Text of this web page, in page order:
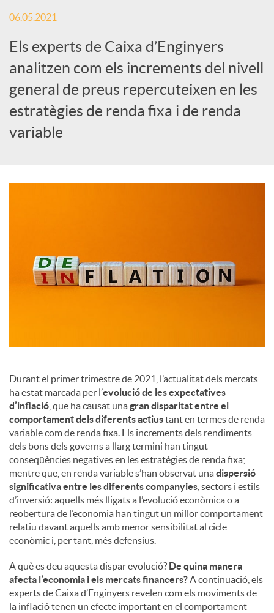
x
e
s
S
06.05.2021
Els experts de Caixa d’Enginyers
analitzen com els increments del nivell
general de preus repercuteixen en les
estratègies de renda fixa i de renda
variable
Durant el primer trimestre de 2021, l’actualitat dels mercats
ha estat marcada per l’evolució de les expectatives
d’inflació , que ha causat unagran disparitat entre el
comportament dels diferents actiustant en termes de renda
variable com de renda fixa. Els increments dels rendiments
dels bons dels governs a llarg termini han tingut
conseqüències negatives en les estratègies de renda fixa;
mentre que, en renda variable s’han observat unadispersió
significativa entre les diferents companyies , sectors i estils
d’inversió: aquells més lligats a l’evolució econòmica o a
reobertura de l’economia han tingut un millor comportament
relatiu davant aquells amb menor sensibilitat al cicle
econòmic i, per tant, més defensius.
A què es deu aquesta dispar evolució? De quina manera
afecta l’economia i els mercats financers?A continuació, els
experts de Caixa d’Enginyers revelen com els moviments de
la inflació tenen un efecte important en el comportament